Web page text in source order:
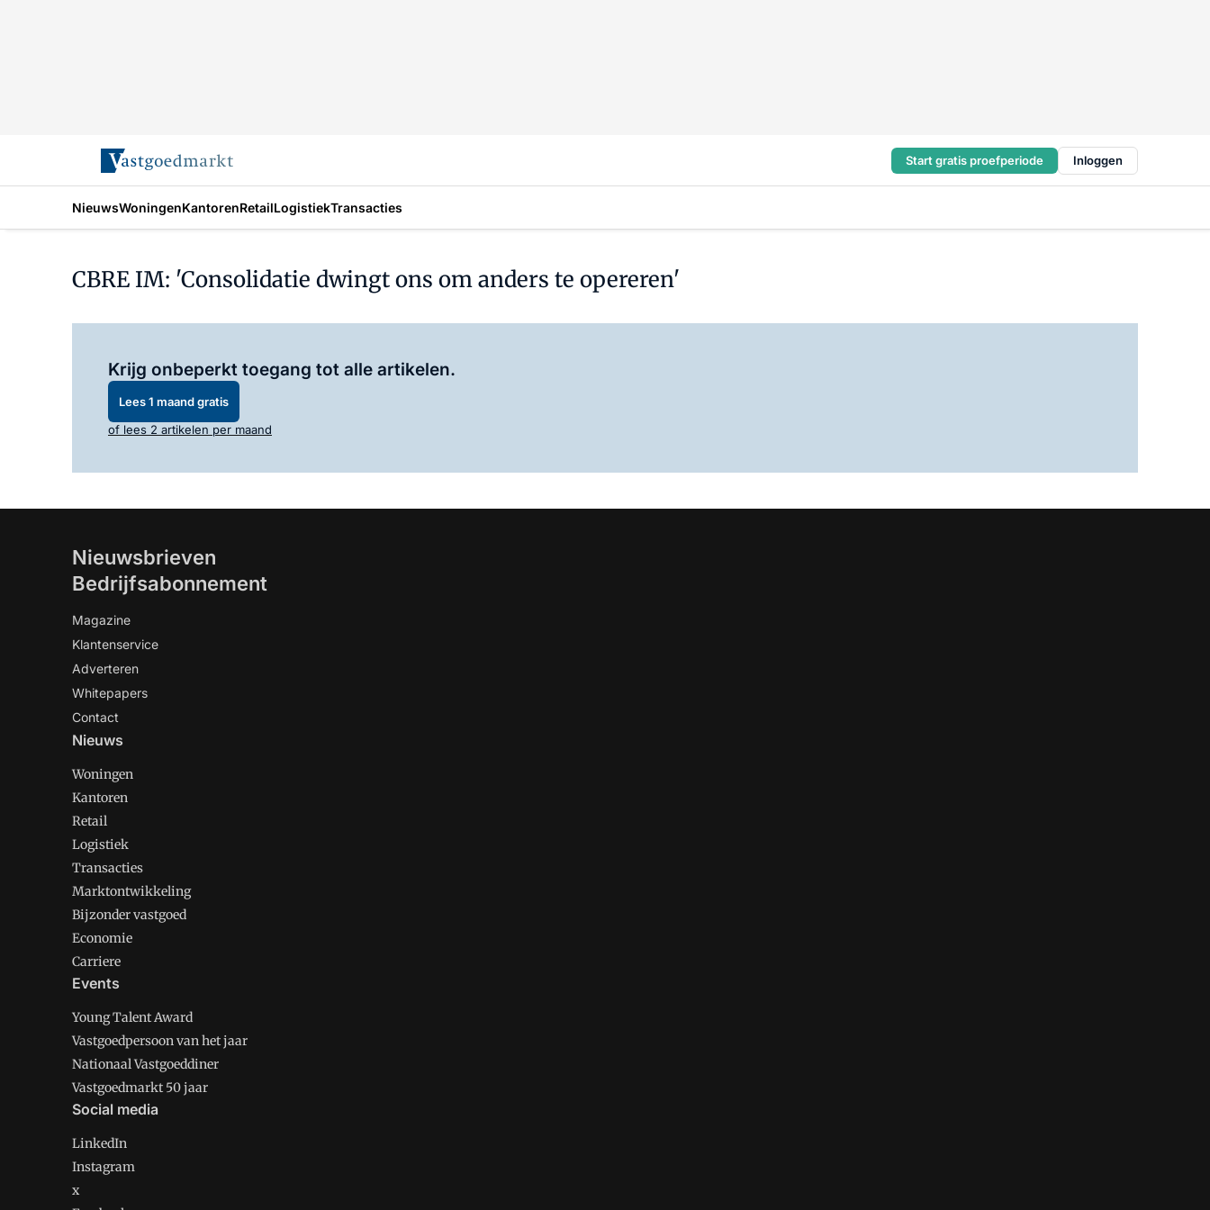
Start gratis proefperiode Inloggen
NieuwsWoningenKantorenRetailLogistiekTransacties
CBRE IM: 'Consolidatie dwingt ons om anders te opereren'
Krijg onbeperkt toegang tot alle artikelen.
Lees 1 maand gratis
of lees 2 artikelen per maand
Nieuwsbrieven
Bedrijfsabonnement
Magazine
Klantenservice
Adverteren
Whitepapers
Contact
Nieuws
Woningen
Kantoren
Retail
Logistiek
Transacties
Marktontwikkeling
Bijzonder vastgoed
Economie
Carriere
Events
Young Talent Award
Vastgoedpersoon van het jaar
Nationaal Vastgoeddiner
Vastgoedmarkt 50 jaar
Social media
LinkedIn
Instagram
x